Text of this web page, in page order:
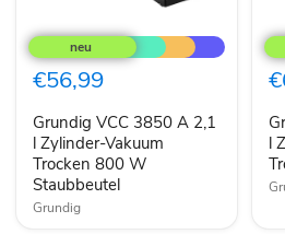
VCC
3850
A
2,1
Zylinder-
Vakuum
Trocken
800
W
Staubbeutel
€56,99
Grundig VCC 3850 A 2,1
l Zylinder-Vakuum
Trocken 800 W
Staubbeutel
Grundig
A
1,8
800
W
l